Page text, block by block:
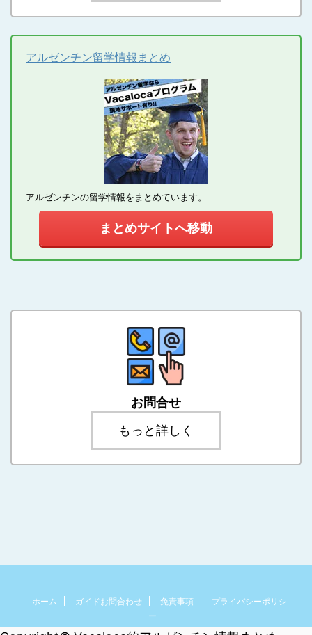
アルゼンチン留学情報まとめ
アルゼンチンの留学情報をまとめています。
まとめサイトへ移動
お問合せ
もっと詳しく
ホーム ガイドお問合わせ 免責事項
プライバシーポリシ
ー